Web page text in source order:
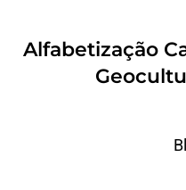
Alfabetização